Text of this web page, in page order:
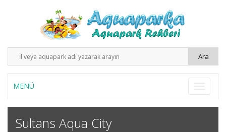
MENÜ
Sultans Aqua City